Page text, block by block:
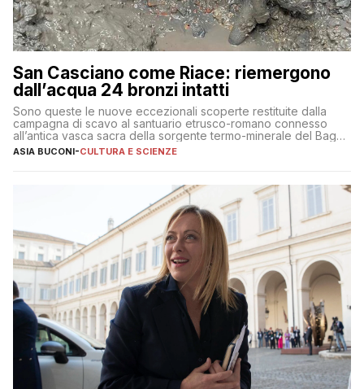
San Casciano come Riace: riemergono
dall’acqua 24 bronzi intatti
Sono queste le nuove eccezionali scoperte restituite dalla
campagna di scavo al santuario etrusco-romano connesso
all’antica vasca sacra della sorgente termo-minerale del Bagno
Grande
ASIA BUCONI-CULTURA E SCIENZE